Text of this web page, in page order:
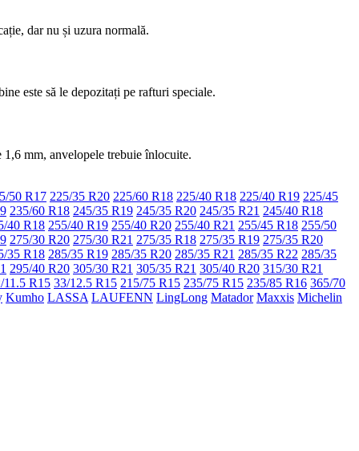
dar nu și uzura normală.
este să le depozitați pe rafturi speciale.
1,6 mm, anvelopele trebuie înlocuite.
50 R17 225/35 R20 225/60 R18 225/40 R18 225/40 R19 225/45
235/60 R18 245/35 R19 245/35 R20 245/35 R21 245/40 R18
40 R18 255/40 R19 255/40 R20 255/40 R21 255/45 R18 255/50
275/30 R20 275/30 R21 275/35 R18 275/35 R19 275/35 R20
35 R18 285/35 R19 285/35 R20 285/35 R21 285/35 R22 285/35
295/40 R20 305/30 R21 305/35 R21 305/40 R20 315/30 R21
11.5 R15 33/12.5 R15 215/75 R15 235/75 R15 235/85 R16 365/70
Kumho LASSA LAUFENN LingLong Matador Maxxis Michelin